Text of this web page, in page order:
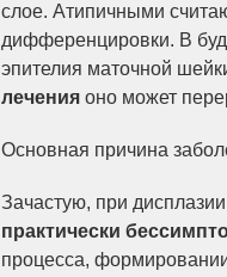
слое. Атипичными
дифференцировки. В
эпителия маточной
лечения оно может
Основная причина
Зачастую, при
практически
процесса,